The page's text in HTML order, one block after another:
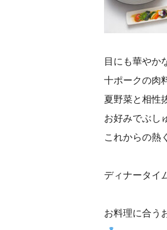
目にも華やか
十ポークの肉
夏野菜と相性
お好みでぶし
これからの熱
ディナータイ
お料理に合う